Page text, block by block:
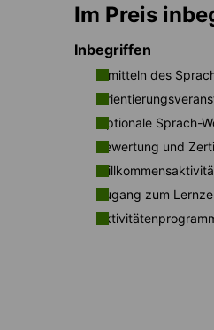
Im Preis
Inbegriffen
Ermitteln des
Optionale Sprach-
Bewertung und
Zugang zum